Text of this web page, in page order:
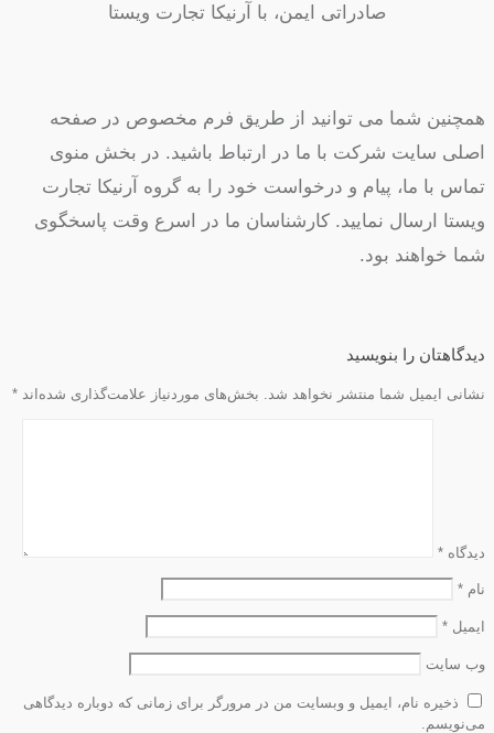
صادراتی ایمن، با آرنیکا تجارت ویستا
همچنین شما می توانید از طریق فرم مخصوص در صفحه
اصلی سایت شرکت با ما در ارتباط باشید. در بخش منوی
تماس با ما، پیام و درخواست خود را به گروه آرنیکا تجارت
ویستا ارسال نمایید. کارشناسان ما در اسرع وقت پاسخگوی
شما خواهند بود.
دیدگاهتان را بنویسید
نشانی ایمیل شما منتشر نخواهد شد. بخش‌های موردنیاز علامت‌گذاری شده‌اند *
دیدگاه *
نام *
ایمیل *
وب‌ سایت
ذخیره نام، ایمیل و وبسایت من در مرورگر برای زمانی که دوباره دیدگاهی
می‌نویسم.